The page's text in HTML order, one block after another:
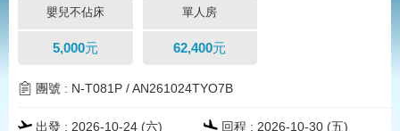
嬰兒不佔床 單人房
5,000元 62,400元
團號 : N-T081P / AN261024TYO7B
出發 : 2026-10-24 (六) 回程 : 2026-10-30 (五)